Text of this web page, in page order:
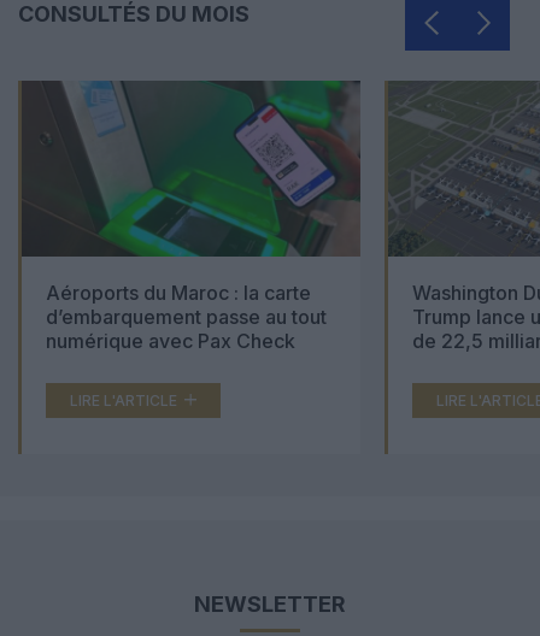
CONSULTÉS DU MOIS
Aéroports du Maroc : la carte
d’embarquement passe au tout
numérique avec Pax Check
LIRE L'ARTICLE
Washington
Trump lance
de 22,5
LIRE
NEWSLETTER